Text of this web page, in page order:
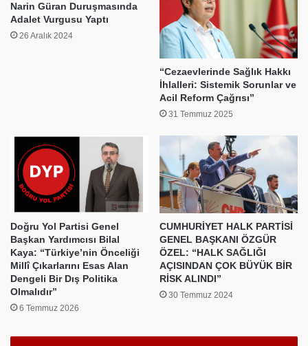
Narin Güran Duruşmasında
Adalet Vurgusu Yaptı
26 Aralık 2024
“Cezaevlerinde Sağlık Hakkı
İhlalleri: Sistemik Sorunlar ve
Acil Reform Çağrısı”
31 Temmuz 2025
Doğru Yol Partisi Genel
Başkan Yardımcısı Bilal
Kaya: “Türkiye’nin Önceliği
Millî Çıkarlarını Esas Alan
Dengeli Bir Dış Politika
Olmalıdır”
6 Temmuz 2026
CUMHURİYET HALK PARTİSİ
GENEL BAŞKANI ÖZGÜR
ÖZEL: “HALK SAĞLIĞI
AÇISINDAN ÇOK BÜYÜK BİR
RİSK ALINDI”
30 Temmuz 2024